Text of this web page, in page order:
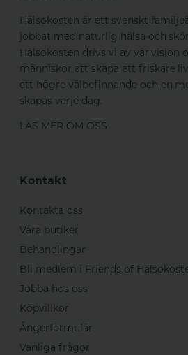
Hälsokosten är ett svenskt
jobbat med naturlig hälsa och
Hälsokosten drivs vi av vår vision
människor att skapa ett friskare
ett högre välbefinnande och en
skapas varje dag.
LÄS MER OM OSS
Kontakt
Kontakta oss
Våra butiker
Behandlingar
Bli medlem i Friends of
Jobba hos oss
Köpvillkor
Ångerformulär
Vanliga frågor